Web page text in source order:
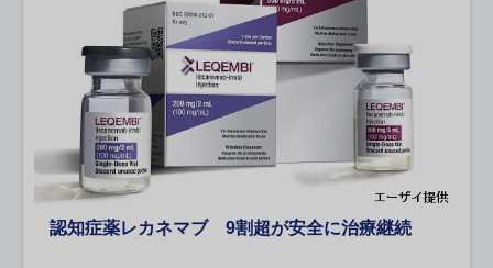
認知症薬レカネマブ 9割超が安全に治療継続